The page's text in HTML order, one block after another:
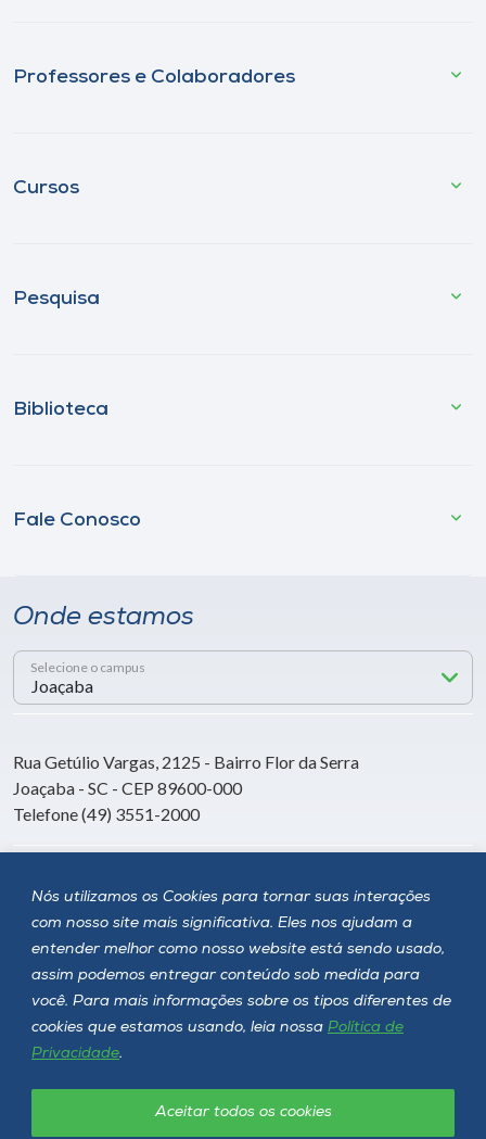
Nós utilizamos os Cookies para tornar suas interações
com nosso site mais significativa. Eles nos ajudam a
entender melhor como nosso website está sendo usado,
assim podemos entregar conteúdo sob medida para
você. Para mais informações sobre os tipos diferentes de
cookies que estamos usando, leia nossa Política de
Privacidade.
Aceitar todos os cookies
Professores e Colaboradores
Cursos
Pesquisa
Biblioteca
Fale Conosco
Onde estamos
Selecione o campus
Rua Getúlio Vargas, 2125 - Bairro Flor da Serra
Joaçaba - SC - CEP 89600-000
Telefone (49) 3551-2000
Siga a Unoesc
Política de privacidade LGPD